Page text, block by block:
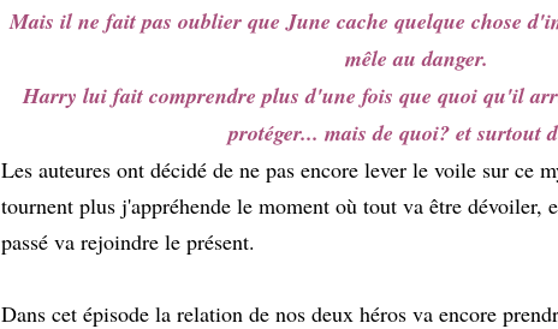
Mais il ne fait pas oublier que June cache quelque chose
mêle au danger.
Harry lui fait comprendre plus d'une fois que quoi qu'il
protéger... mais de quoi? et surtout
Les auteures ont décidé de ne pas encore lever le voile sur ce
tournent plus j'appréhende le moment où tout va être dévoiler,
passé va rejoindre le présent.
Dans cet épisode la relation de nos deux héros va encore